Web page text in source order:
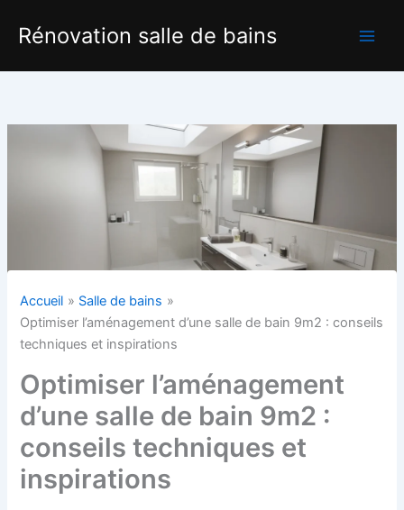
Rénovation salle de bains
Accueil
Salle de bains
Optimiser l’aménagement d’une salle de bain 9m2 : conseils
techniques et inspirations
Optimiser l’aménagement
d’une salle de bain 9m2 :
conseils techniques et
inspirations